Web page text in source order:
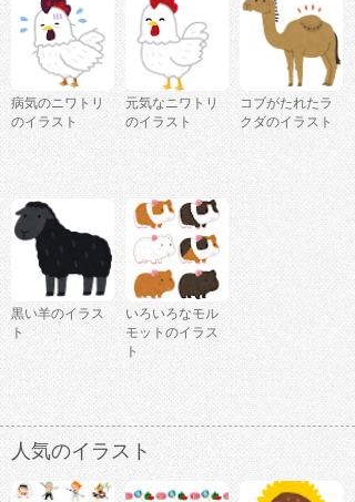
病気のニワトリ
のイラスト
元気なニワトリ
のイラスト
コブがたれたラ
クダのイラスト
黒い羊のイラス
ト
いろいろなモル
モットのイラス
ト
人気のイラスト